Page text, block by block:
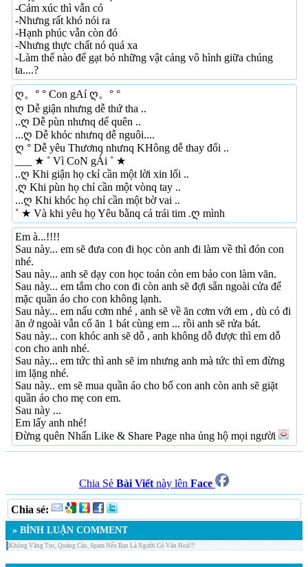
-Cảm xúc thì vẫn có
-Nhưng rất khó nói ra
-Hạnh phúc vẫn còn đó
-Nhưng thực chất nó quá xa
-Làm thế nào để gạt bỏ những vật cảng vô hình giữa chúng
ta....?
ღ。° ° Con gAí ღ。° °
ღ Dễ giận nhưng dễ thứ tha ..
..ღ Dễ pùn nhưnq dể quên ..
...ღ Dễ khóc nhưnq dễ nguôi....
ღ ° Dễ yêu Thươnq nhưnq KHông dễ thay đổi ..
___ ★ ˚ Vì CoN gÁi ˚ ★
..ღ Khi giận họ ckỉ cần một lời xin lổi ..
.ღ Khi pùn họ chỉ cần một vònq tay ..
...ღ Khi khóc họ chỉ cần một bờ vai ..
˚ ★ Và khi yêu họ Yêu bằnq cả trái tim .ღ mình
Em à...!!!!
Sau này... em sẽ đưa con đi học còn anh đi làm về thì đón con
nhé.
Sau này... anh sẽ dạy con học toán còn em bảo con làm văn.
Sau này... em tắm cho con đi còn anh sẽ đợi sẵn ngoài cửa để
mặc quần áo cho con không lạnh.
Sau này... em nấu cơm nhé , anh sẽ về ăn cơm với em , dù có đi
ăn ở ngoài vẫn cố ăn 1 bát cùng em ... rồi anh sẽ rửa bát.
Sau này... con khóc anh sẽ dỗ , anh không dỗ được thì em dỗ
con cho anh nhé.
Sau này... em tức thì anh sẽ im nhưng anh mà tức thì em đừng
im lặng nhé.
Sau này.. em sẽ mua quần áo cho bố con anh còn anh sẽ giặt
quần áo cho mẹ con em.
Sau này ...
Em lấy anh nhé!
Đừng quên Nhấn Like & Share Page nha ủng hộ mọi người
Chia Sẻ Bài Viết này lên Face
Chia sẻ:
» BÌNH LUẬN COMMENT
Không Văng Tục, Quảng Cáo, Spam Nếu Bạn Là Người Có Văn Hoá!!!